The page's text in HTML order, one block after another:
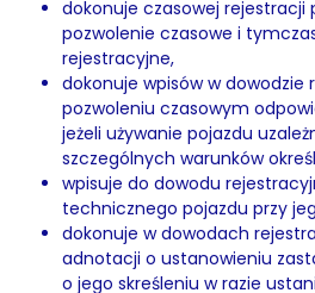
dokonuje czasowej rejestracji
pozwolenie czasowe i
rejestracyjne,
dokonuje wpisów w dowodzie
pozwoleniu czasowym
jeżeli używanie pojazdu
szczególnych warunków
wpisuje do dowodu
technicznego pojazdu przy
dokonuje w dowodach
adnotacji o ustanowieniu
o jego skreśleniu w razie